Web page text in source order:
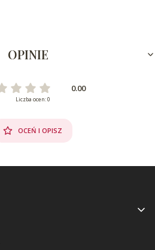
OPINIE
0.00
Liczba ocen: 0
OCEŃ I OPISZ